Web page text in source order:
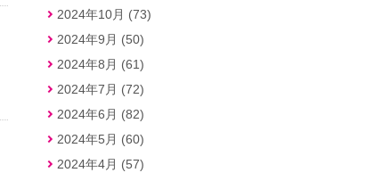
2024年10月 (73)
2024年9月 (50)
2024年8月 (61)
2024年7月 (72)
2024年6月 (82)
2024年5月 (60)
2024年4月 (57)